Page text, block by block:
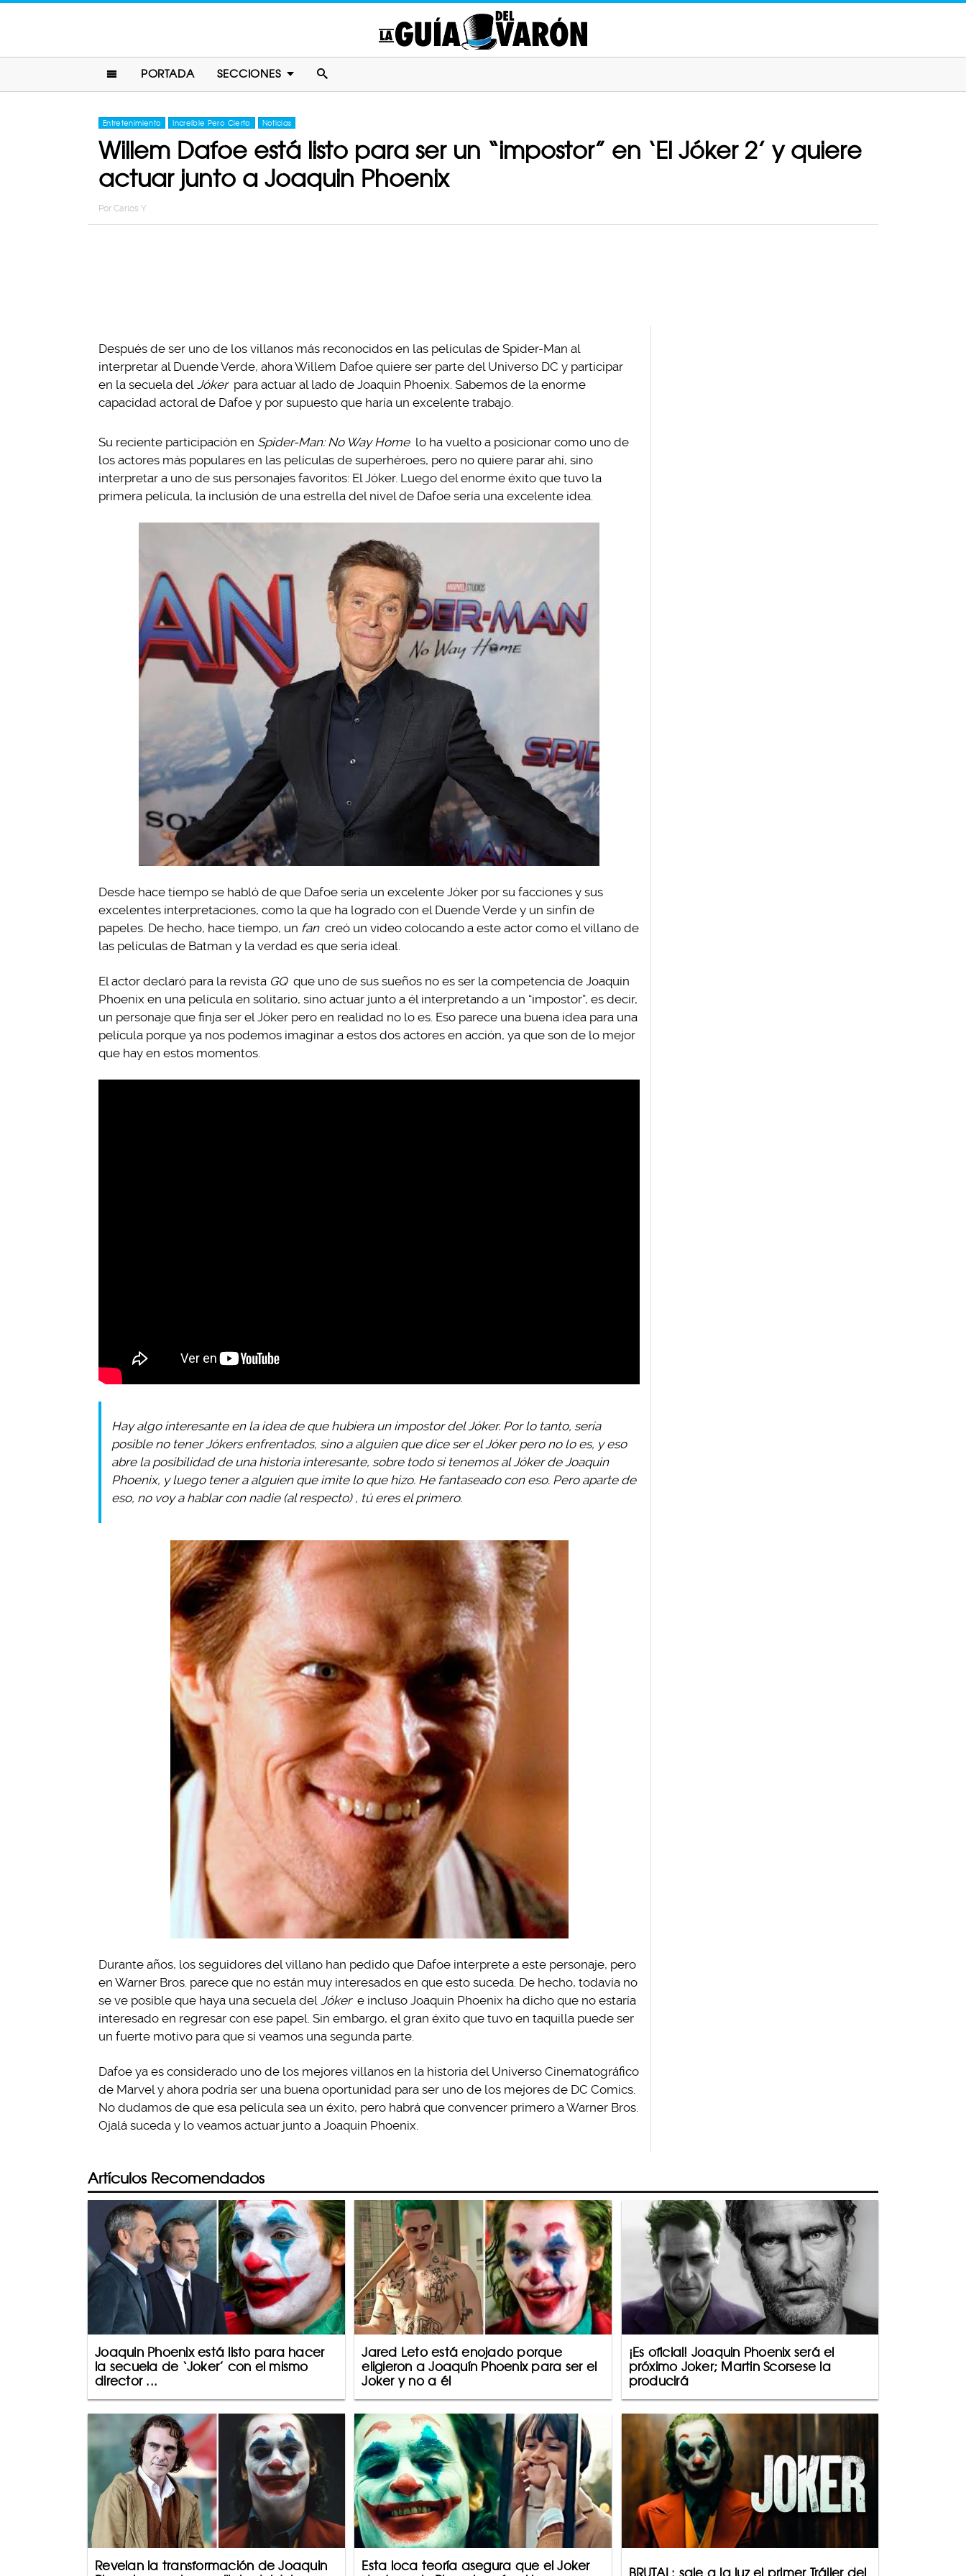
PORTADA SECCIONES
Entretenimiento Increíble Pero Cierto Noticias
Willem Dafoe está listo para ser un “impostor” en ‘El Jóker 2’ y quiere
actuar junto a Joaquin Phoenix
Por Carlos Y
Después de ser uno de los villanos más reconocidos en las películas de Spider-Man al
interpretar al Duende Verde, ahora Willem Dafoe quiere ser parte del Universo DC y participar
en la secuela del Jóker para actuar al lado de Joaquin Phoenix. Sabemos de la enorme
capacidad actoral de Dafoe y por supuesto que haría un excelente trabajo.
Su reciente participación en Spider-Man: No Way Home lo ha vuelto a posicionar como uno de
los actores más populares en las películas de superhéroes, pero no quiere parar ahí, sino
interpretar a uno de sus personajes favoritos: El Jóker. Luego del enorme éxito que tuvo la
primera película, la inclusión de una estrella del nivel de Dafoe sería una excelente idea.
Desde hace tiempo se habló de que Dafoe sería un excelente Jóker por su facciones y sus
excelentes interpretaciones, como la que ha logrado con el Duende Verde y un sinfín de
papeles. De hecho, hace tiempo, un fan creó un video colocando a este actor como el villano de
las películas de Batman y la verdad es que sería ideal.
El actor declaró para la revista GQ que uno de sus sueños no es ser la competencia de Joaquin
Phoenix en una película en solitario, sino actuar junto a él interpretando a un “impostor”, es decir,
un personaje que finja ser el Jóker pero en realidad no lo es. Eso parece una buena idea para una
película porque ya nos podemos imaginar a estos dos actores en acción, ya que son de lo mejor
que hay en estos momentos.
Hay algo interesante en la idea de que hubiera un impostor del Jóker. Por lo tanto, sería
posible no tener Jókers enfrentados, sino a alguien que dice ser el Jóker pero no lo es, y eso
abre la posibilidad de una historia interesante, sobre todo si tenemos al Jóker de Joaquin
Phoenix, y luego tener a alguien que imite lo que hizo. He fantaseado con eso. Pero aparte de
eso, no voy a hablar con nadie (al respecto) , tú eres el primero.
Durante años, los seguidores del villano han pedido que Dafoe interprete a este personaje, pero
en Warner Bros. parece que no están muy interesados en que esto suceda. De hecho, todavía no
se ve posible que haya una secuela del Jóker e incluso Joaquin Phoenix ha dicho que no estaría
interesado en regresar con ese papel. Sin embargo, el gran éxito que tuvo en taquilla puede ser
un fuerte motivo para que sí veamos una segunda parte.
Dafoe ya es considerado uno de los mejores villanos en la historia del Universo Cinematográfico
de Marvel y ahora podría ser una buena oportunidad para ser uno de los mejores de DC Comics.
No dudamos de que esa película sea un éxito, pero habrá que convencer primero a Warner Bros.
Ojalá suceda y lo veamos actuar junto a Joaquin Phoenix.
Artículos Recomendados
Joaquin Phoenix está listo para hacer
la secuela de ‘Joker’ con el mismo
director ...
Jared Leto está enojado porque
eligieron a Joaquín Phoenix para ser el
Joker y no a él
¡Es oficial! Joaquin Phoenix será el
próximo Joker; Martin Scorsese la
producirá
Revelan la transformación de Joaquin
Esta loca teoría asegura que el Joker
BRUTAL: sale a la luz el primer Tráiler del